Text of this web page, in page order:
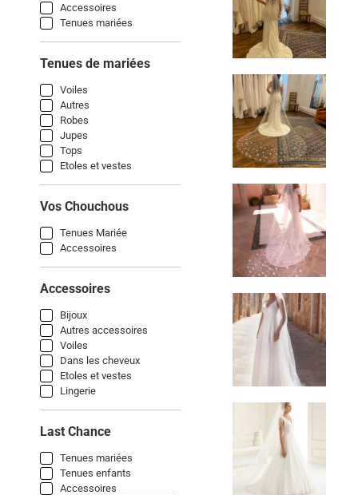
Accessoires
Tenues mariées
Tenues de mariées
Voiles
Autres
Robes
Jupes
Tops
Etoles et vestes
Vos Chouchous
Tenues Mariée
Accessoires
Accessoires
Bijoux
Autres accessoires
Voiles
Dans les cheveux
Etoles et vestes
Lingerie
Last Chance
Tenues mariées
Tenues enfants
Accessoires